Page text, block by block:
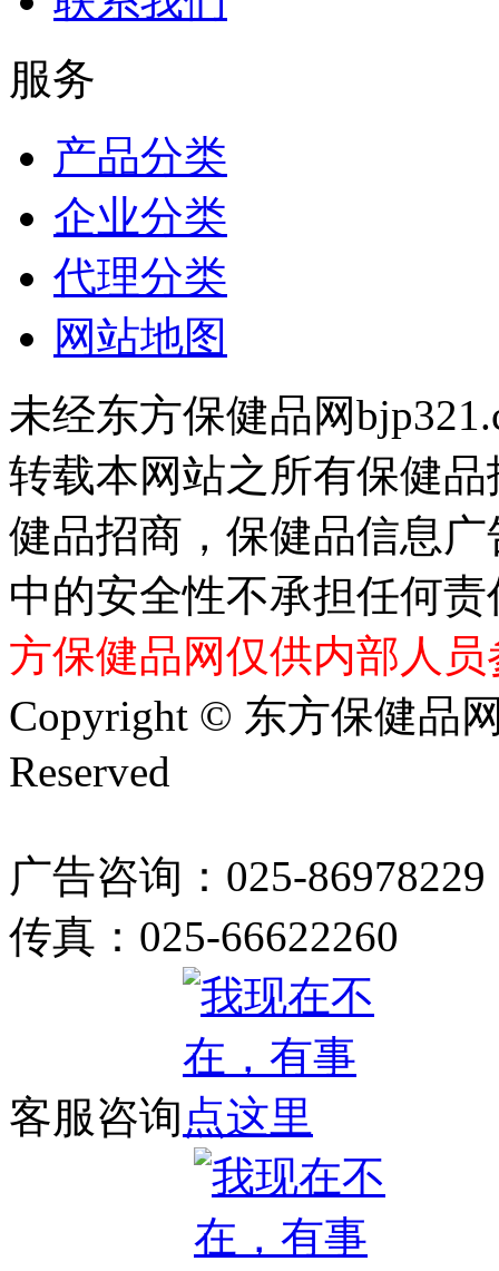
服务
产品分类
企业分类
代理分类
网站地图
未经东方保健品网
转载本网站之所有保健
健品招商，保健品信息
中的安全性不承担任何
方保健品网仅供内部人
Copyright © 东方保健品
Reserved
广告咨询：025-86978229
传真：025-66622260
客服咨询